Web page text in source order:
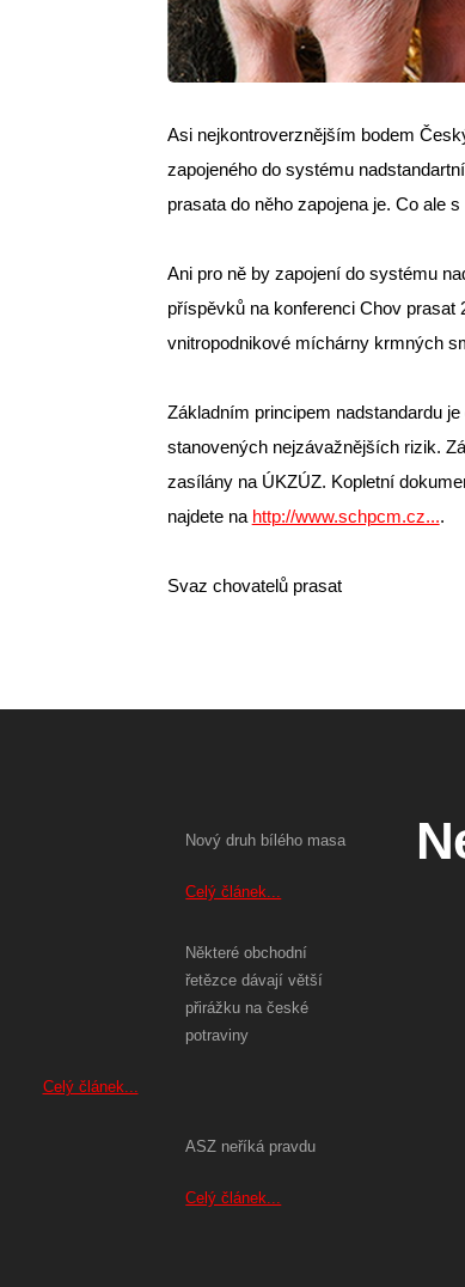
Asi nejkontroverznějším bodem
zapojeného do systému
prasata do něho zapojena je. Co ale
Ani pro ně by zapojení do systému
příspěvků na konferenci Chov
vnitropodnikové míchárny krmných
Základním principem nadstandardu
stanovených nejzávažnějších rizik.
zasílány na ÚKZÚZ. Kopletní
najdete na http://www.schpcm.cz....
Svaz chovatelů prasat
Nový druh bílého masa
Celý článek...
Některé obchodní
řetězce dávají větší
přirážku na české
potraviny
Celý článek...
ASZ neříká pravdu
Celý článek...